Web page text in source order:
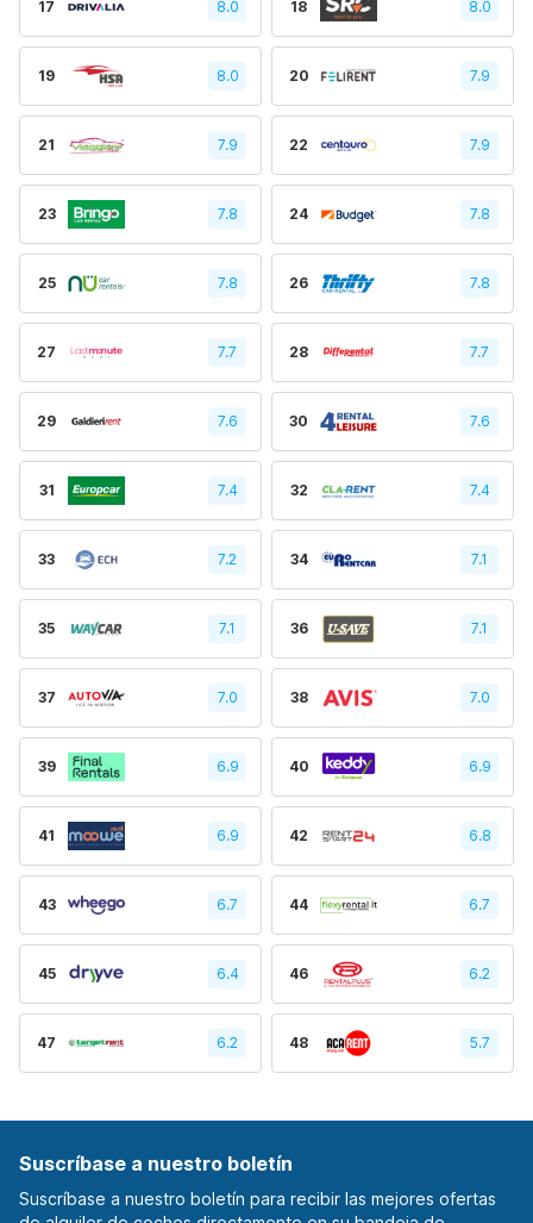
17 8.0 18 8.0
19 8.0 20 7.9
21 7.9 22 7.9
23 7.8 24 7.8
25 7.8 26 7.8
27 7.7 28 7.7
29 7.6 30 7.6
31 7.4 32 7.4
33 7.2 34 7.1
35 7.1 36 7.1
37 7.0 38 7.0
39 6.9 40 6.9
41 6.9 42 6.8
43 6.7 44 6.7
45 6.4 46 6.2
47 6.2 48 5.7
Suscríbase a nuestro boletín
Suscríbase a nuestro boletín para recibir las mejores ofertas